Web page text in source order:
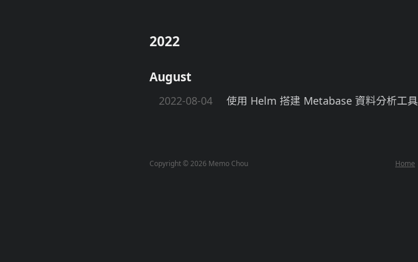
2022
August
2022-08-04 使用 Helm 搭建 Metabase 資料分析工具
Copyright © 2026 Memo Chou Home